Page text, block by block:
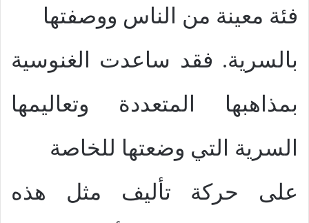
فئة معينة من الناس ووصفتها
بالسرية. فقد ساعدت الغنوسية
بمذاهبها المتعددة وتعاليمها
السرية التي وضعتها للخاصة
على حركة تأليف مثل هذه